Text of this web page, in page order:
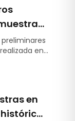
y
en
en